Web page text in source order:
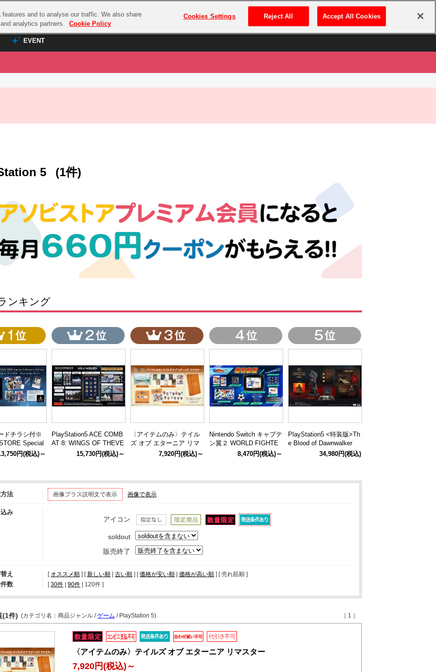
プレミアム会員とは ログイン・新規登録
EVENT
EVENT
ASOBI STAGE
マジック
ボール
ラブライブ！サンシャイン‼
モフモフパレード
5 (1件)
ンキング
ドチラシ付※
Special
Edition〉Tales
円(税込)～
PlayStation5 ACE COMB
AT 8: WINGS OF THEVE
ACE of ACES BOX ACE
15,730円(税込)～
〈アイテムのみ〉テイル
ズ オブ エターニア リマ
スター アイテムのみ
7,920円(税込)～
Nintendo Switch キャプテ
ン翼２ WORLD FIGHTE
RS 超特装版 超特装版
8,470円(税込)～
PlayStation5 <特装版>Th
e Blood of Dawnwalker
※18歳未満の方はご購入
34,980円(税込)
法 画像プラス説明文で表示 画像で表示
み
アイコン
soldout
販売終了
え [ オススメ順 ] [新しい順 古い順 ] [価格が安い順 価格が高い順 ] [ 売れ筋順 ]
数 [ 30件 90件 120件 ]
(1件) ｜1｜
(カテゴリ名：商品ジャンル /ゲーム / PlayStation 5)
〈アイテムのみ〉テイルズ オブ エターニア リマスター
7,920円(税込)～
and to analyse our traffic. We also share
analytics partners.
Cookie Policy
Cookies Settings Reject All Accept All Cookies